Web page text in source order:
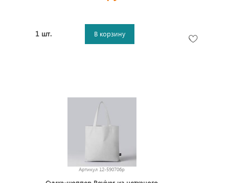
1 шт. В корзину
Артикул 12-590706p